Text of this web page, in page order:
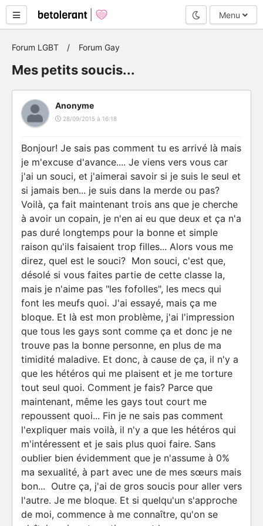
Mode nuit
Menu
Forum LGBT Forum Gay
Mes petits soucis...
Anonyme
28/09/2015 à 16:18
Bonjour! Je sais pas comment tu es arrivé là mais
je m'excuse d'avance.... Je viens vers vous car
j'ai un souci, et j'aimerai savoir si je suis le seul et
si jamais ben... je suis dans la merde ou pas?
Voilà, ça fait maintenant trois ans que je cherche
à avoir un copain, je n'en ai eu que deux et ça n'a
pas duré longtemps pour la bonne et simple
raison qu'ils faisaient trop filles... Alors vous me
direz, quel est le souci? Mon souci, c'est que,
désolé si vous faites partie de cette classe la,
mais je n'aime pas "les fofolles", les mecs qui
font les meufs quoi. J'ai essayé, mais ça me
bloque. Et là est mon problème, j'ai l'impression
que tous les gays sont comme ça et donc je ne
trouve pas la bonne personne, en plus de ma
timidité maladive. Et donc, à cause de ça, il n'y a
que les hétéros qui me plaisent et je me torture
tout seul quoi. Comment je fais? Parce que
maintenant, même les gays tout court me
repoussent quoi... Fin je ne sais pas comment
l'expliquer mais voilà, il n'y a que les hétéros qui
m'intéressent et je sais plus quoi faire. Sans
oublier bien évidemment que je n'assume à 0%
ma sexualité, à part avec une de mes sœurs mais
bon... Outre ça, j'ai de gros soucis pour aller vers
l'autre. Je me bloque. Et si quelqu'un s'approche
de moi, commence à me connaître, qu'on se